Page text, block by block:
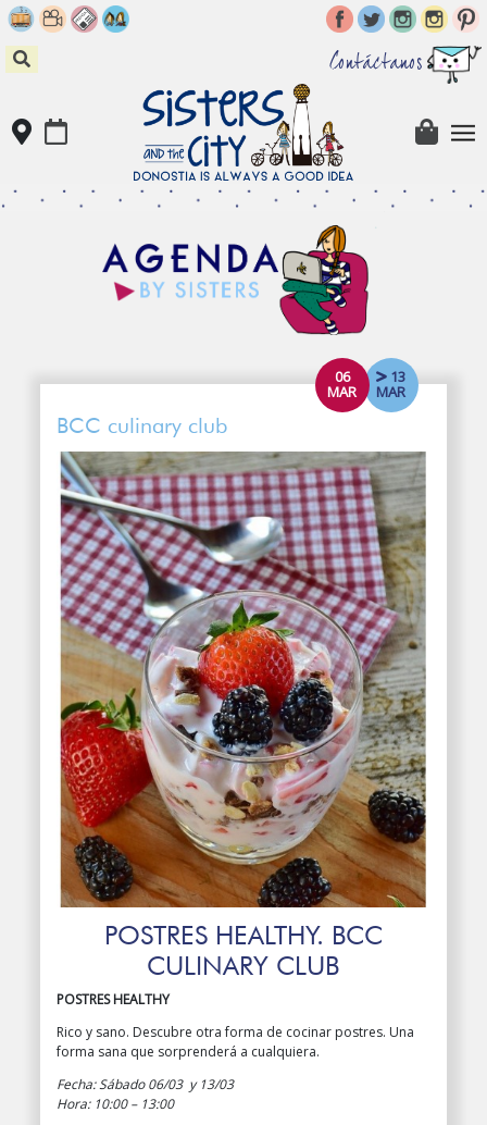
Skip
to
content
Contáctanos
13
MAR
06
MAR
BCC culinary club
POSTRES HEALTHY. BCC
CULINARY CLUB
POSTRES HEALTHY
Rico y sano. Descubre otra forma de cocinar postres. Una
forma sana que sorprenderá a cualquiera.
Fecha: Sábado 06/03 y 13/03
Hora: 10:00 – 13:00